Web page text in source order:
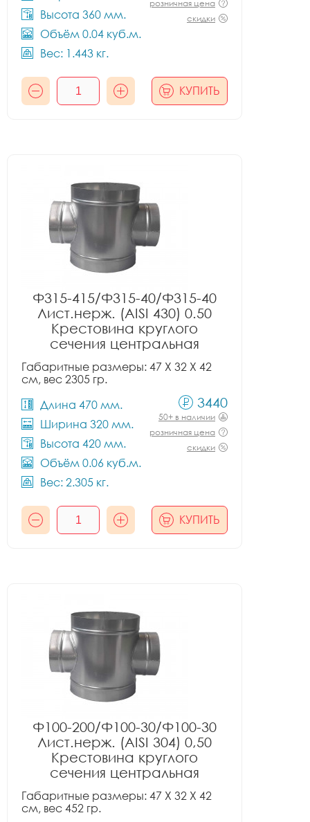
Высота 360 мм.
Объём 0.04 куб.м.
Вес: 1.443 кг.
розничная цена
скидки
КУПИТЬ
Ф315-415/Ф315-40/Ф315-40
Лист.нерж. (AISI 430) 0.50
Крестовина круглого
сечения центральная
Габаритные размеры: 47 X 32 X 42
см, вес 2305 гр.
Длина 470 мм.
Ширина 320 мм.
Высота 420 мм.
Объём 0.06 куб.м.
Вес: 2.305 кг.
3440
50+ в наличии
розничная цена
скидки
КУПИТЬ
Ф100-200/Ф100-30/Ф100-30
Лист.нерж. (AISI 304) 0,50
Крестовина круглого
сечения центральная
Габаритные размеры: 47 X 32 X 42
см, вес 452 гр.